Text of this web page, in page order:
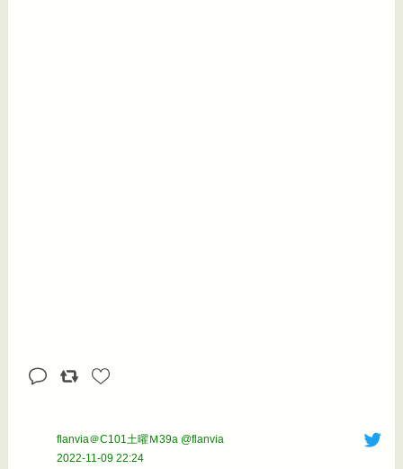
flanvia＠C101土曜Ｍ39a @flanvia
2022-11-09 22:24